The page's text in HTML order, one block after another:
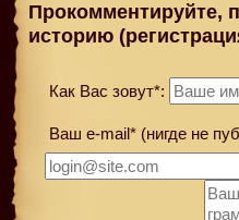
Прокомментируйте,
историю
Как Вас зовут*:
Ваш e-mail* (нигде не